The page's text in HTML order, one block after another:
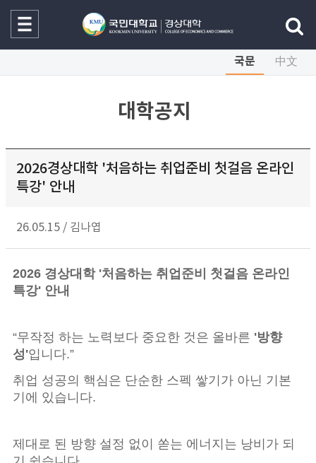
국문 中文
대학공지
2026경상대학 '처음하는 취업준비 첫걸음 온라인
특강' 안내
26.05.15 / 김나엽
2026 경상대학 '처음하는 취업준비 첫걸음 온라인
특강' 안내
“무작정 하는 노력보다 중요한 것은 올바른 '방향
성'입니다.”
취업 성공의 핵심은 단순한 스펙 쌓기가 아닌 기본
기에 있습니다.
제대로 된 방향 설정 없이 쏟는 에너지는 낭비가 되